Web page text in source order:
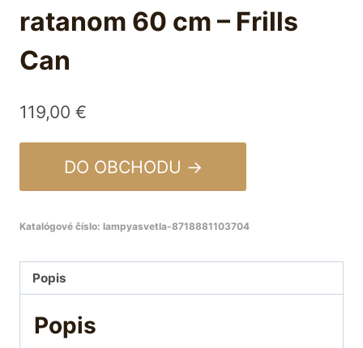
ratanom 60 cm – Frills
Can
119,00 €
DO OBCHODU →
Katalógové číslo: lampyasvetla-8718881103704
Popis
Popis